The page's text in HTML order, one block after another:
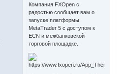
Компания FXOpen с
радостью сообщает вам о
запуске платформы
MetaTrader 5 с доступом к
ECN и межбанковской
торговой площадке.